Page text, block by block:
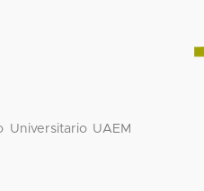
Universitario UAEM